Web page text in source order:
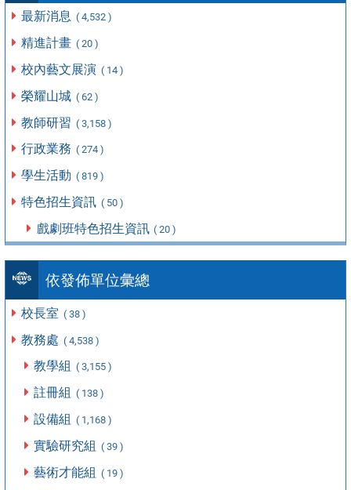
最新消息 ( 4,532 )
精進計畫 ( 20 )
校內藝文展演 ( 14 )
榮耀山城 ( 62 )
教師研習 ( 3,158 )
行政業務 ( 274 )
學生活動 ( 819 )
特色招生資訊 ( 50 )
戲劇班特色招生資訊 ( 20 )
依發佈單位彙總
校長室 ( 38 )
教務處 ( 4,538 )
教學組 ( 3,155 )
註冊組 ( 138 )
設備組 ( 1,168 )
實驗研究組 ( 39 )
藝術才能組 ( 19 )